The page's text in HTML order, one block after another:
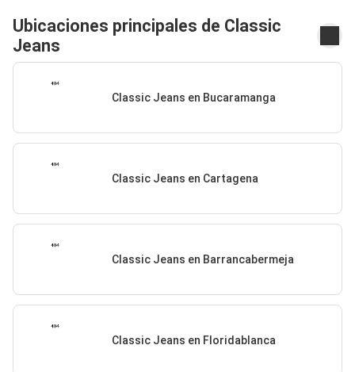
Ubicaciones principales de Classic
Jeans
Classic Jeans en Bucaramanga
Classic Jeans en Cartagena
Classic Jeans en Barrancabermeja
Classic Jeans en Floridablanca